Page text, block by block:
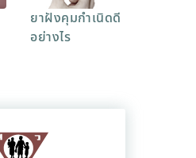
ยาฝังคุมกำเนิดดี
อย่างไร